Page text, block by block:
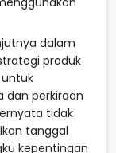
dalam
produk
untuk
dan perkiraan
tidak
tanggal
kepentingan